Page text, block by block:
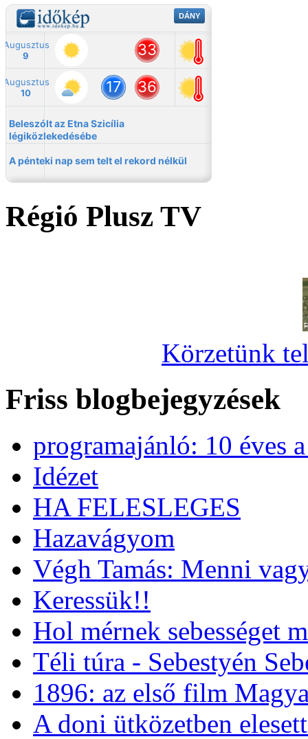
Régió Plusz TV
Körzetünk
Friss blogbejegyzések
programajánló: 10 éves
Idézet
HA FELESLEGES
Hazavágyom
Végh Tamás: Menni
Keressük!!
Hol mérnek sebességet
Téli túra - Sebestyén
1896: az első film
A doni ütközetben